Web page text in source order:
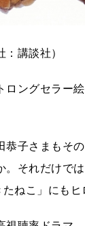
講談社）
ングセラー
子さまもそ
それだけで
ねこ」にもヒ